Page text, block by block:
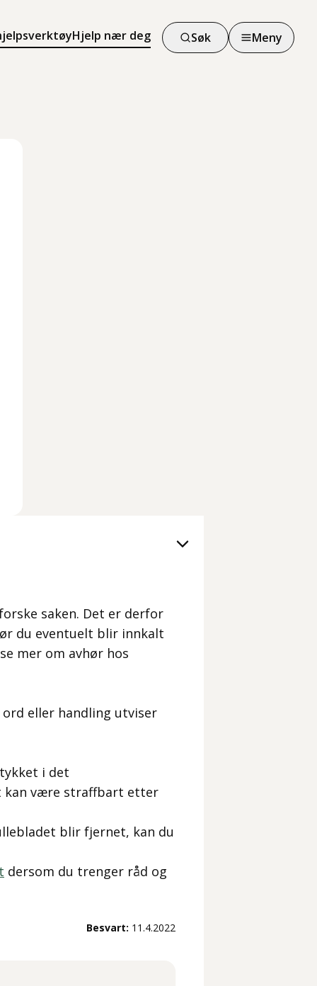
Hjelp nær deg Søk Meny
saken. Det er derfor
du eventuelt blir innkalt
mer om avhør hos
eller handling utviser
i det
kan være straffbart etter
blir fjernet, kan du
dersom du trenger råd og
Besvart: 11.4.2022